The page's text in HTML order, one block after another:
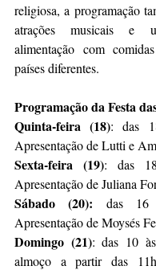
religiosa, a programação
atrações musicais e
alimentação com
países diferentes.
Programação da Festa
Quinta-feira (18): das
Apresentação de Lutti e
Sexta-feira (19): das
Apresentação de Juliana
Sábado (20): das
Apresentação de Moysés
Domingo (21): das 10
almoço a partir das